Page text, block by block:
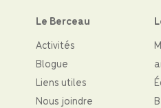
Le Berceau
Activités
Blogue
Liens utiles
Nous joindre